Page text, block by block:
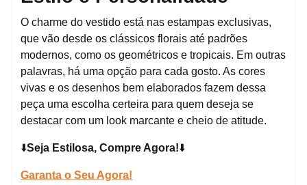
O charme do vestido está nas estampas exclusivas,
que vão desde os clássicos florais até padrões
modernos, como os geométricos e tropicais. Em outras
palavras, há uma opção para cada gosto. As cores
vivas e os desenhos bem elaborados fazem dessa
peça uma escolha certeira para quem deseja se
destacar com um look marcante e cheio de atitude.
⬇️Seja Estilosa, Compre Agora!⬇️
Garanta o Seu Agora!